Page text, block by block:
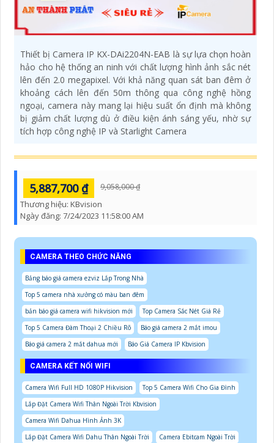
Thiết bị Camera IP KX-DAi2204N-EAB là sự lựa chọn hoàn
hảo cho hệ thống an ninh với chất lượng hình ảnh sắc nét
lên đến 2.0 megapixel. Với khả năng quan sát ban đêm ở
khoảng cách lên đến 50m thông qua công nghệ hồng
ngoại, camera này mang lại hiệu suất ổn định mà không
bị giảm chất lượng dù ở điều kiện ánh sáng yếu, nhờ sự
tích hợp công nghệ IP và Starlight Camera
5,887,700 ₫ 9,058,000 ₫
Thương hiệu: KBvision
Ngày đăng: 7/24/2023 11:58:00 AM
CAMERA THEO CHỨC NĂNG
Bảng báo giá camera ezviz Lắp Trong Nhà
Top 5 camera nhà xưởng có màu ban đêm
bản báo giá camera wifi hikvision mới
Top Camera Sắc Nét Giá Rẻ
Top 5 Camera Đàm Thoại 2 Chiều Rõ
Báo giá camera 2 mắt imou
Báo giá camera 2 mắt dahua mới
Báo Giá Camera IP Kbvision
CAMERA KẾT NỐI WIFI
Camera Wifi Full HD 1080P Hikvision
Top 5 Camera Wifi Cho Gia Đình
Lắp Đặt Camera Wifi Thân Ngoài Trời Kbvision
Camera Wifi Dahua Hình Ảnh 3K
Lắp Đặt Camera Wifi Dahu Thân Ngoài Trời
Camera Ebitcam Ngoài Trời